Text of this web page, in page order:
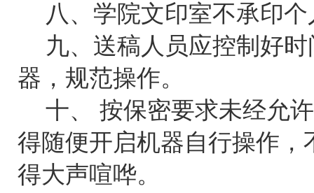
八、学院文印室不承印
九、送稿人员应控制好
器，规范操作。
十、 按保密要求未经允
得随便开启机器自行操作
得大声喧哗。